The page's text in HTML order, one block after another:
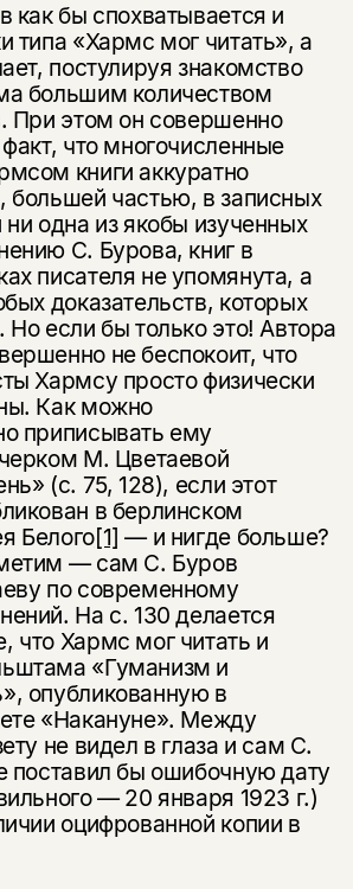
как бы спохватывается и
типа «Хармс мог читать», а
постулируя знакомство
большим количеством
При этом он совершенно
факт, что многочисленные
книги аккуратно
большей частью, в записных
одна из якобы изученных
С. Бурова, книг в
писателя не упомянута, а
доказательств, которых
если бы только это! Автора
не беспокоит, что
Хармсу просто физически
Как можно
приписывать ему
М. Цветаевой
(с. 75, 128), если этот
в берлинском
Белого[1] — и нигде больше?
— сам С. Буров
по современному
На с. 130 делается
что Хармс мог читать и
«Гуманизм и
опубликованную в
«Накануне». Между
не видел в глаза и сам С.
поставил бы ошибочную дату
— 20 января 1923 г.)
оцифрованной копии в